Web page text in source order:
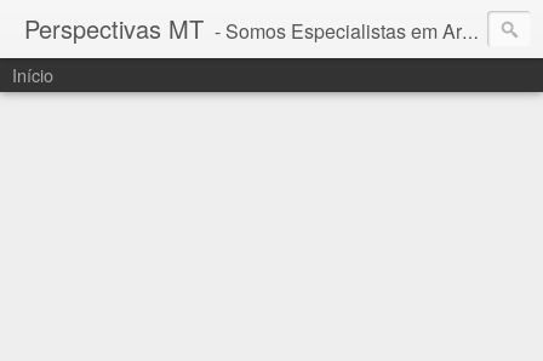
Perspectivas MT - Somos Especialistas em Araguaia - Mato Grosso
Início